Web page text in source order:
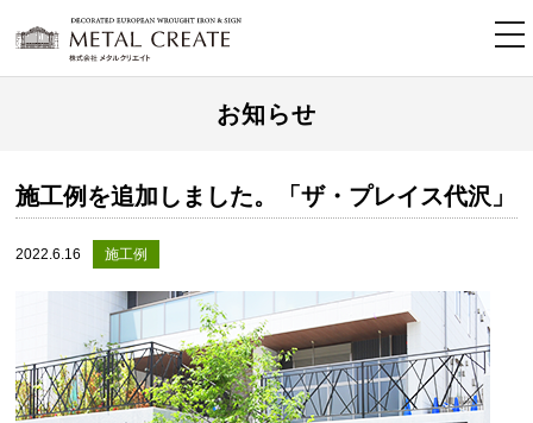
お知らせ
施工例を追加しました。「ザ・プレイス代沢」
2022.6.16 施工例